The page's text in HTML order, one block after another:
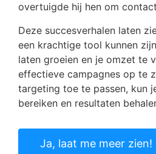
overtuigde hij hen om
Deze succesverhalen laten
een krachtige tool kunnen
laten groeien en je omzet te
effectieve campagnes op te
targeting toe te passen, kun
bereiken en resultaten
Ja, laat me meer zien!